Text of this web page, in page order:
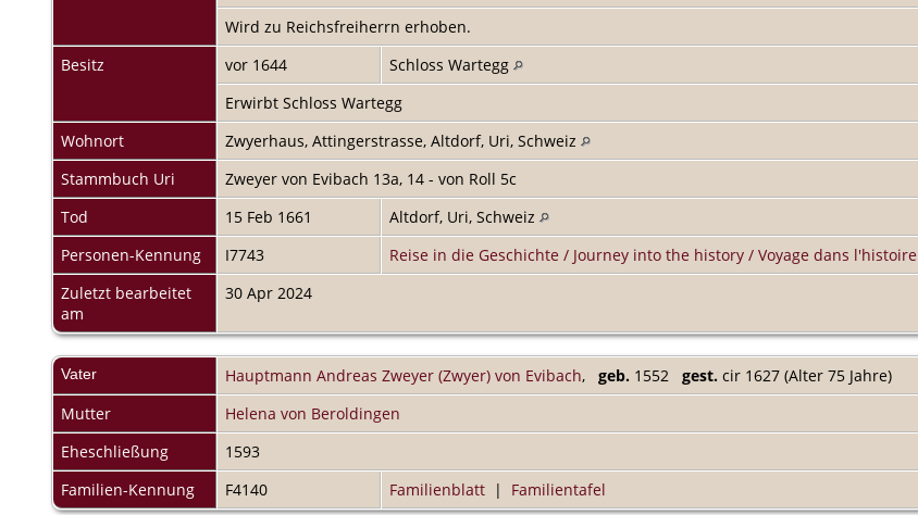
Wird zu Reichsfreiherrn erhoben.
Besitz
vor 1644
Schloss Wartegg
Erwirbt Schloss Wartegg
Wohnort
Zwyerhaus, Attingerstrasse, Altdorf, Uri, Schweiz
Stammbuch Uri
Zweyer von Evibach 13a, 14 - von Roll 5c
Tod
15 Feb 1661
Altdorf, Uri, Schweiz
Personen-Kennung
I7743
Reise in die Geschichte / Journey into the history / Voyage dans l'histoire
Zuletzt bearbeitet
am
30 Apr 2024
Vater Hauptmann Andreas Zweyer (Zwyer) von Evibach, geb. 1552 gest. cir 1627 (Alter 75 Jahre)
Mutter
Helena von Beroldingen
Eheschließung
1593
Familien-Kennung
F4140 Familienblatt | Familientafel